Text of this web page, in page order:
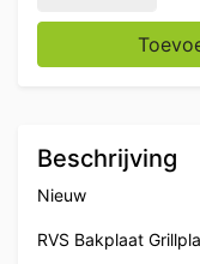
Beschrijving
Nieuw
RVS Bakplaat